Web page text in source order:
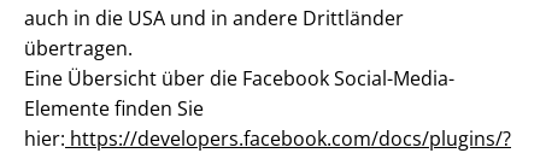
auch in die USA und in andere Drittländer
übertragen.
Eine Übersicht über die Facebook Social-Media-
Elemente finden Sie
hier: https://developers.facebook.com/docs/plugins/?